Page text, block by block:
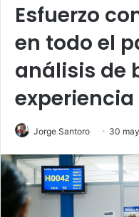
Esfuerzo
en todo el
análisis de
experiencia
Jorge Santoro 30